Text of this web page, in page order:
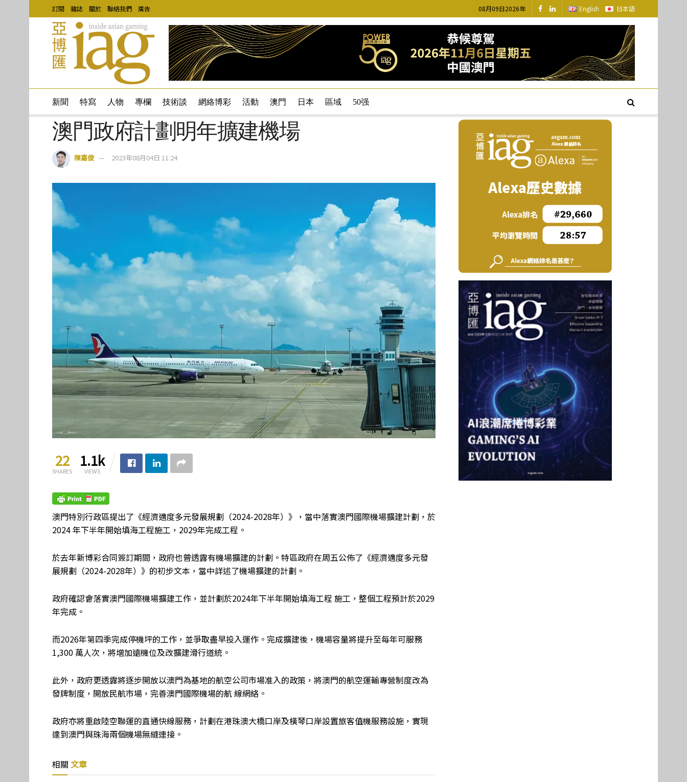
訂閱 雜誌 關於 聯絡我們 廣告 08月09日2026年 English 日本語
新聞 特寫 人物 專欄 技術談 網絡博彩 活動 澳門 日本 區域 50强
澳門政府計劃明年擴建機場
陳嘉俊 2023年08月04日 11:24
22
SHARES
1.1k
VIEWS
澳門特別行政區提出了《經濟適度多元發展規劃（2024-2028年）》，當中落實澳門國際機場擴建計劃，於
2024 年下半年開始填海工程施工，2029年完成工程。
於去年新博彩合同簽訂期間，政府也曾透露有機場擴建的計劃。特區政府在周五公佈了《經濟適度多元發
展規劃（2024-2028年）》的初步文本，當中詳述了機場擴建的計劃。
政府確認會落實澳門國際機場擴建工作，並計劃於2024年下半年開始填海工程 施工，整個工程預計於2029
年完成。
而2026年第四季完成停機坪的工作，並爭取盡早投入運作。完成擴建後，機場容量將提升至每年可服務
1,300 萬人次，將增加遠機位及改擴建滑行道統。
此外，政府更透露將逐步開放以澳門為基地的航空公司市場准入的政策，將澳門的航空運輸專營制度改為
發牌制度，開放民航市場，完善澳門國際機場的航 線網絡。
政府亦將重啟陸空聯運的直通快線服務，計劃在港珠澳大橋口岸及橫琴口岸設置旅客值機服務設施，實現
達到澳門與珠海兩個機場無縫連接。
相關 文章